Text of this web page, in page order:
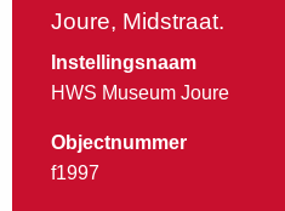
Joure, Midstraat.
Instellingsnaam
HWS Museum Joure
Objectnummer
f1997